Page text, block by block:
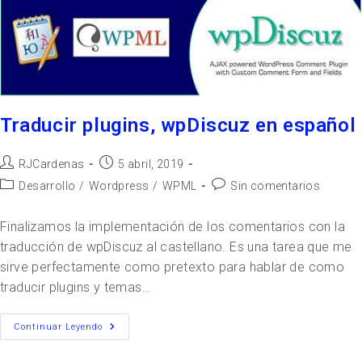
Traducir plugins, wpDiscuz en español
RJCardenas
5 abril, 2019
Desarrollo / Wordpress / WPML Sin comentarios
Finalizamos la implementación de los comentarios con la
traducción de wpDiscuz al castellano. Es una tarea que me
sirve perfectamente como pretexto para hablar de como
traducir plugins y temas…
Continuar Leyendo